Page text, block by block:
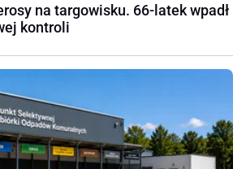
na targowisku. 66-latek wpadł
kontroli